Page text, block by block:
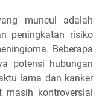
muncul adalah
peningkatan risiko
Beberapa
potensi hubungan
lama dan kanker
masih kontroversial